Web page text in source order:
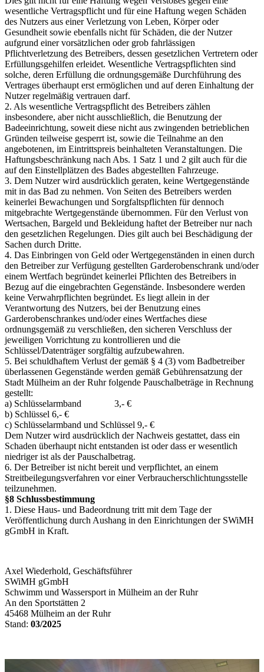
wesentliche Vertragspflicht und für eine Haftung wegen Schäden
des Nutzers aus einer Verletzung von Leben, Körper oder
Gesundheit sowie ebenfalls nicht für Schäden, die der Nutzer
aufgrund einer vorsätzlichen oder grob fahrlässigen
Pflichtverletzung des Betreibers, dessen gesetzlichen Vertretern oder
Erfüllungsgehilfen erleidet. Wesentliche Vertragspflichten sind
solche, deren Erfüllung die ordnungsgemäße Durchführung des
Vertrages überhaupt erst ermöglichen und auf deren Einhaltung der
Nutzer regelmäßig vertrauen darf.
2. Als wesentliche Vertragspflicht des Betreibers zählen
insbesondere, aber nicht ausschließlich, die Benutzung der
Badeeinrichtung, soweit diese nicht aus zwingenden betrieblichen
Gründen teilweise gesperrt ist, sowie die Teilnahme an den
angebotenen, im Eintrittspreis beinhalteten Veranstaltungen. Die
Haftungsbeschränkung nach Abs. 1 Satz 1 und 2 gilt auch für die
auf den Einstellplätzen des Bades abgestellten Fahrzeuge.
3. Dem Nutzer wird ausdrücklich geraten, keine Wertgegenstände
mit in das Bad zu nehmen. Von Seiten des Betreibers werden
keinerlei Bewachungen und Sorgfaltspflichten für dennoch
mitgebrachte Wertgegenstände übernommen. Für den Verlust von
Wertsachen, Bargeld und Bekleidung haftet der Betreiber nur nach
den gesetzlichen Regelungen. Dies gilt auch bei Beschädigung der
Sachen durch Dritte.
4. Das Einbringen von Geld oder Wertgegenständen in einen durch
den Betreiber zur Verfügung gestellten Garderobenschrank und/oder
einem Wertfach begründet keinerlei Pflichten des Betreibers in
Bezug auf die eingebrachten Gegenstände. Insbesondere werden
keine Verwahrpflichten begründet. Es liegt allein in der
Verantwortung des Nutzers, bei der Benutzung eines
Garderobenschrankes und/oder eines Wertfaches diese
ordnungsgemäß zu verschließen, den sicheren Verschluss der
jeweiligen Vorrichtung zu kontrollieren und die
Schlüssel/Datenträger sorgfältig aufzubewahren.
5. Bei schuldhaftem Verlust der gemäß § 4 (3) vom Badbetreiber
überlassenen Gegenstände werden gemäß Gebührensatzung der
Stadt Mülheim an der Ruhr folgende Pauschalbeträge in Rechnung
gestellt:
a) Schlüsselarmband 3,- €
b) Schlüssel 6,- €
c) Schlüsselarmband und Schlüssel 9,- €
Dem Nutzer wird ausdrücklich der Nachweis gestattet, dass ein
Schaden überhaupt nicht entstanden ist oder dass er wesentlich
niedriger ist als der Pauschalbetrag.
6. Der Betreiber ist nicht bereit und verpflichtet, an einem
Streitbeilegungsverfahren vor einer Verbraucherschlichtungsstelle
teilzunehmen.
§8 Schlussbestimmung
1. Diese Haus- und Badeordnung tritt mit dem Tage der
Veröffentlichung durch Aushang in den Einrichtungen der SWiMH
gGmbH in Kraft.
Axel Wiederhold, Geschäftsführer
SWiMH gGmbH
Schwimm und Wassersport in Mülheim an der Ruhr
An den Sportstätten 2
45468 Mülheim an der Ruhr
Stand: 03/2025